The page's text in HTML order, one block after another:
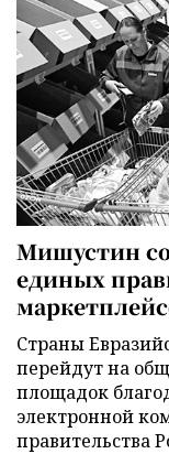
Мишустин
единых
Страны
перейдут на
площадок
электронной
правительства